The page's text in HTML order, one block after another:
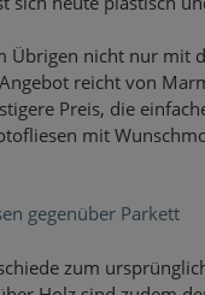
Übrigen nicht nur mit
reicht von
Preis, die
mit
gegenüber Parkett
zum